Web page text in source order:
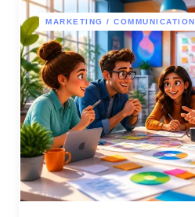
MARKETING / COMMUNICATION